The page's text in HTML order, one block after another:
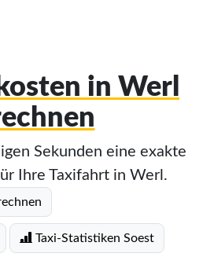
in Werl
Sekunden eine exakte
Ihre Taxifahrt in Werl.
Taxi-Statistiken Soest